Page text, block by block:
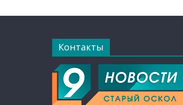
Контакты